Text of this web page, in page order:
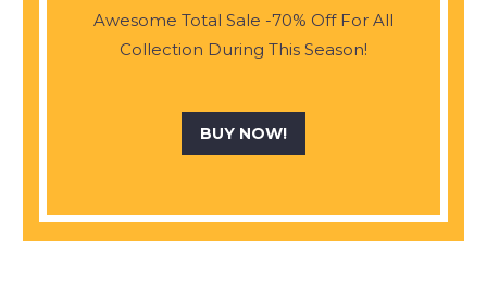
Awesome Total Sale -70% Off For All
Collection During This Season!
BUY NOW!